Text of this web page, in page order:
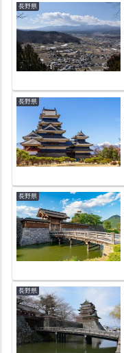
長野県
長野県
長野県
長野県